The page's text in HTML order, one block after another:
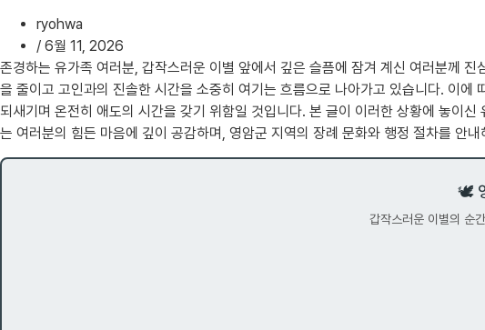
ryohwa
/ 6월 11, 2026
존경하는 유가족 여러분, 갑작스러운 이별 앞에서 깊은 슬픔에 잠겨 계신 여러분께
을 줄이고 고인과의 진솔한 시간을 소중히 여기는 흐름으로 나아가고 있습니다. 이
되새기며 온전히 애도의 시간을 갖기 위함일 것입니다. 본 글이 이러한 상황에 놓이
는 여러분의 힘든 마음에 깊이 공감하며, 영암군 지역의 장례 문화와 행정 절차를 안
🕊️
갑작스러운 이별의 순